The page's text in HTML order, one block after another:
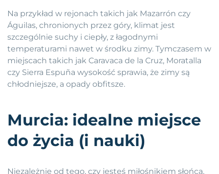
Na przykład w rejonach takich jak Mazarrón czy
Águilas, chronionych przez góry, klimat jest
szczególnie suchy i ciepły, z łagodnymi
temperaturami nawet w środku zimy. Tymczasem w
miejscach takich jak Caravaca de la Cruz, Moratalla
czy Sierra Espuña wysokość sprawia, że zimy są
chłodniejsze, a opady obfitsze.
Murcia: idealne miejsce
do życia (i nauki)
Niezależnie od tego, czy jesteś miłośnikiem słońca,